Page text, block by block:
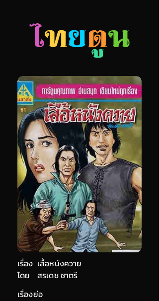
เรื่อง เสื้อหนังควาย
สรเดช ชาตรี
โดย
เรื่องย่อ